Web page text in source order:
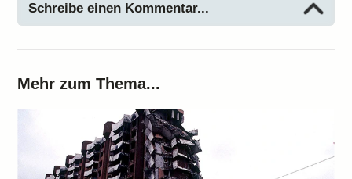
Schreibe einen Kommentar...
Mehr zum Thema...